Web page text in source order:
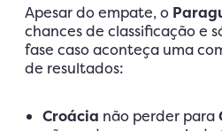
Apesar do empate, o
chances de classificação e
fase caso aconteça uma
de resultados:
Croácia não perder para